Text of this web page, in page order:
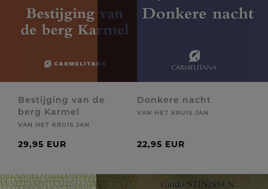
Bestijging van de
berg Karmel
VAN HET KRUIS JAN
29,95 EUR
Donkere nacht
VAN HET KRUIS JAN
22,95 EUR